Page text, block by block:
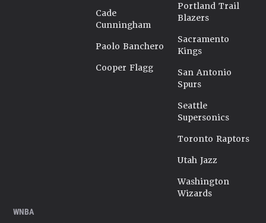
Cade
Cunningham
Paolo Banchero
Cooper Flagg
Portland Trail
Blazers
Sacramento
Kings
San Antonio
Spurs
Seattle
Supersonics
Toronto Raptors
Utah Jazz
Washington
Wizards
WNBA